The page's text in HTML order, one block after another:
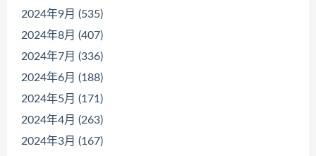
2024年9月 (535)
2024年8月 (407)
2024年7月 (336)
2024年6月 (188)
2024年5月 (171)
2024年4月 (263)
2024年3月 (167)